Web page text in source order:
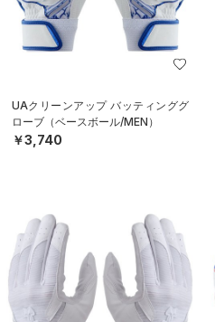
UAクリーンアップ バッティンググ
ローブ（ベースボール/MEN）
￥3,740